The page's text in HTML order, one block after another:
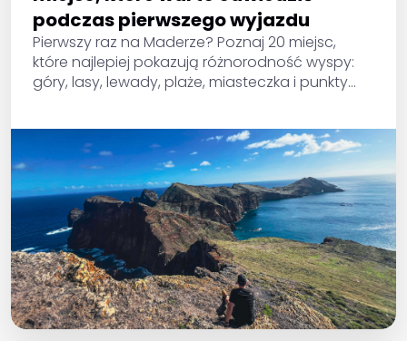
podczas pierwszego wyjazdu
Pierwszy raz na Maderze? Poznaj 20 miejsc,
które najlepiej pokazują różnorodność wyspy:
góry, lasy, lewady, plaże, miasteczka i punkty
przy krótszym pobycie.